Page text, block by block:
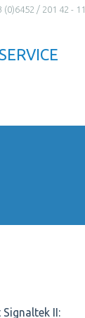
(0)6452 / 201 42 - 11
II: